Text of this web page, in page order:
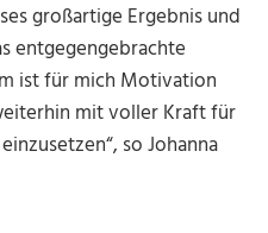
großartige Ergebnis und
entgegengebrachte
ist für mich Motivation
mit voller Kraft für
soJohanna